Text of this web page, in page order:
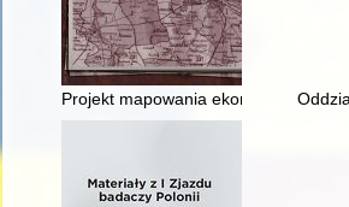
Projekt mapowania ekonomii